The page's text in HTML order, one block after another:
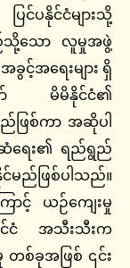
င်ပနိုင်ငံများသို့
သို့သော လူမှုအဖွဲ့
င့်အရေးများ ရှိ
ာ် မိမိနိုင်ငံ၏
ဖြစ်ကာ အဆိုပါ
ရေး၏ ရည်ရွည်
ည်ဖြစ်ပါသည်။
ာင့် ယဉ်ကျေးမှု
င်ငံ အသီးသီးက
စ်ခုအဖြစ် ၎င်း